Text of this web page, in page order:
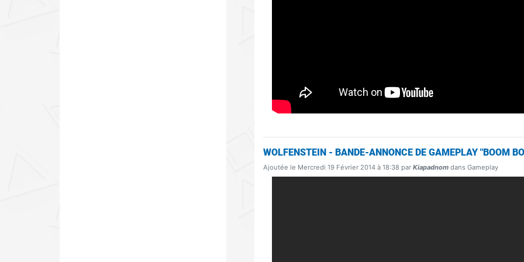
WOLFENSTEIN - BANDE-ANNONCE DE GAMEPLAY "BOOM
Ajoutée le Mercredi 19 Février 2014 à 18:38 parKiapadnomdans Gameplay